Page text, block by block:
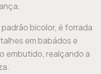
bicolor, é forrada
em babádos e
embutido, realçando a